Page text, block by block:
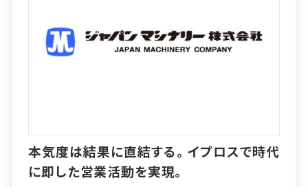
本気度は結果に直結する。イプロスで時代
に即した営業活動を実現。